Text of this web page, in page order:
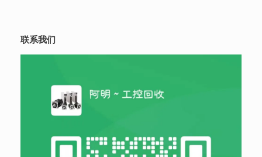
联系我们